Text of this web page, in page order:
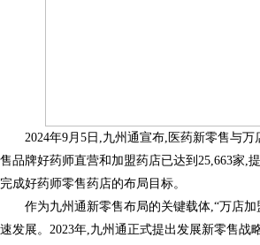
2024年9月5日,九州通宣布,医药新零售与
售品牌好药师直营和加盟药店已达到25,663家,
完成好药师零售药店的布局目标。
作为九州通新零售布局的关键载体,“万店
速发展。2023年,九州通正式提出发展新零售